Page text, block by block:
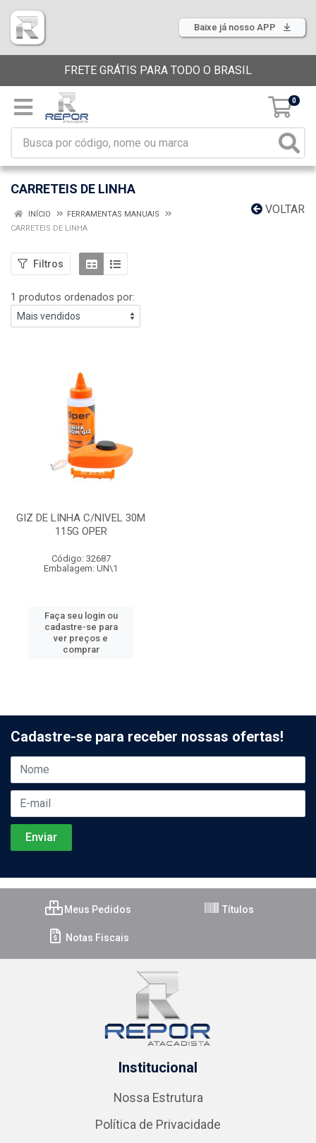
Baixe já nosso APP
FRETE GRÁTIS PARA TODO O BRASIL
0
CARRETEIS DE LINHA
VOLTAR
INÍCIO
FERRAMENTAS MANUAIS
CARRETEIS DE LINHA
Filtros
1 produtos ordenados por:
GIZ DE LINHA C/NIVEL 30M
115G OPER
Código: 32687
Embalagem: UN\1
Faça seu login ou
cadastre-se para
ver preços e
comprar
Cadastre-se para receber nossas ofertas!
Meus Pedidos Títulos
Notas Fiscais
Institucional
Nossa Estrutura
Política de Privacidade